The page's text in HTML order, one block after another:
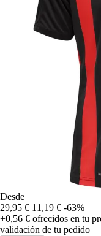
Desde
29,95 € 11,19 € -63%
+0,56 € ofrecidos en tu
validación de tu pedido